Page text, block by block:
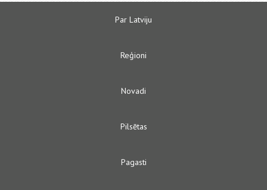
Par Latviju
Reģioni
Novadi
Pilsētas
Pagasti